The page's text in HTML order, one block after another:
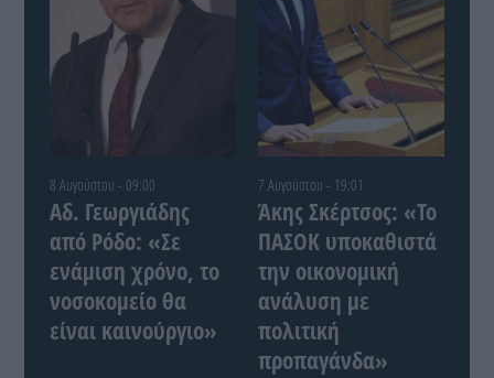
8 Αυγούστου - 09:00
Αδ. Γεωργιάδης
από Ρόδο: «Σε
ενάμιση χρόνο, το
νοσοκομείο θα
είναι καινούργιο»
7 Αυγούστου - 19:01
Άκης Σκέρτσος: «Το
ΠΑΣΟΚ υποκαθιστά
την οικονομική
ανάλυση με
πολιτική
προπαγάνδα»